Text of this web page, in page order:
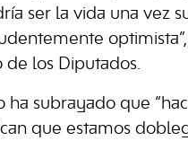
ser la vida una vez
de los Diputados.
subrayado que
que estamos